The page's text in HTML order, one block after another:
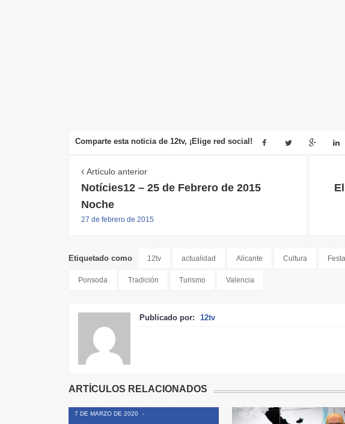
Comparte esta noticia de 12tv, ¡Elige red social!
Artículo anterior
Notícies12 – 25 de Febrero de 2015
Noche
27 de febrero de 2015
Etiquetado como 12tv actualidad Alicante Cultura
Ponsoda Tradición Turismo Valencia
Publicado por: 12tv
ARTÍCULOS RELACIONADOS
7 DE MARZO DE 2020
-